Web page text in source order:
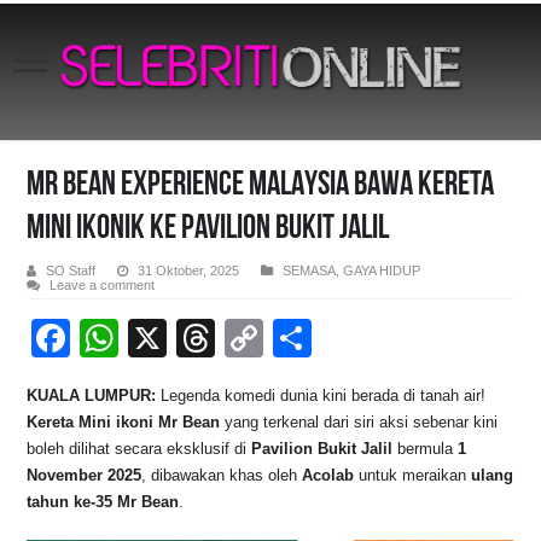
MR BEAN EXPERIENCE MALAYSIA BAWA KERETA
MINI IKONIK KE PAVILION BUKIT JALIL
SO Staff 31 Oktober, 2025 SEMASA ,GAYA HIDUP
Leave a comment
F
c
e
b
o
W
at
s
A
p
X
T
e
a
d
s
C
p
y
Li
n
ar
e
KUALA LUMPUR: Legenda komedi dunia kini berada di tanah air!
Kereta Mini ikoni Mr Bean yang terkenal dari siri aksi sebenar kini
boleh dilihat secara eksklusif di Pavilion Bukit Jalil bermula1
November 2025, dibawakan khas olehAcolab untuk meraikanulang
tahun ke-35 Mr Bean.